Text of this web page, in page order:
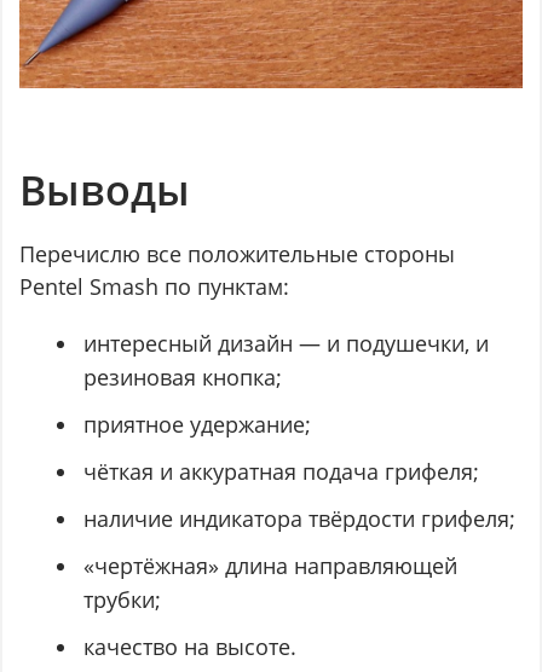
Выводы
Перечислю все положительные стороны
Pentel Smash по пунктам:
интересный дизайн — и подушечки, и
резиновая кнопка;
приятное удержание;
чёткая и аккуратная подача грифеля;
наличие индикатора твёрдости грифеля;
«чертёжная» длина направляющей
трубки;
качество на высоте.